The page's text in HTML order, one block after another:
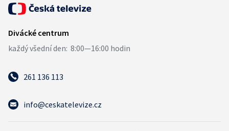
261 136 113
info@ceskatelevize.cz